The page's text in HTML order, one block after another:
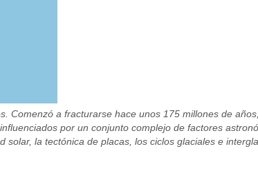
a fracturarse hace unos 175 millones de
por un conjunto complejo de factores
la tectónica de placas, los ciclos glaciales e